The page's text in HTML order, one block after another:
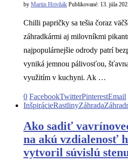
by Martin Hrivňák Publikované: 13. júla
Chilli papričky sa tešia čoraz
záhradkármi aj milovníkmi
najpopulárnejšie odrody patrí
vyniká jemnou pálivosťou,
využitím v kuchyni. Ak …
0 FacebookTwitterPinterestEmail
InšpirácieRastlinyZáhrada
Ako sadiť
na akú vzdialenosť
vytvoril súvislú